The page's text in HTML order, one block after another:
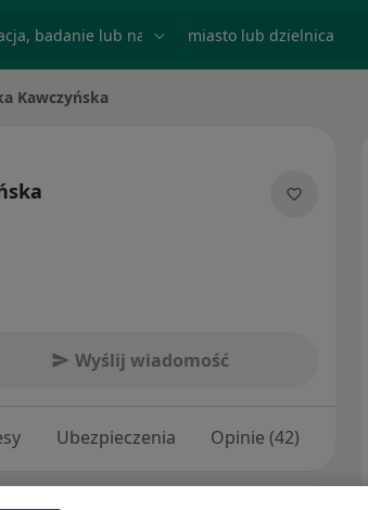
Kawczyńska
Wyślij wiadomość
Ubezpieczenia Opinie (42)